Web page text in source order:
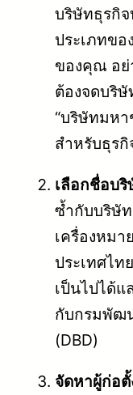
บริษัทธุรกิ
ประเภทข
ของคุณ อ
ต้องจดบริษั
“บริษัทมหา
สำหรับธุรกิ
เลือกชื่อบ
ซ้ำกับบริษั
เครื่องหม
ประเทศไ
เป็นไปได้
กับกรมพัฒ
(DBD)
จัดหาผู้ก่อ